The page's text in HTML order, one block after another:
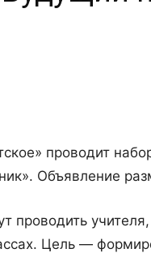
проводит
Объявление
проводить
Цель —